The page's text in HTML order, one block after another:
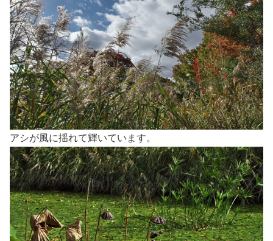
アシが風に揺れて輝いています。